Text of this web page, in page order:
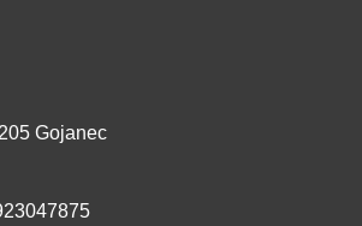
Gojanec